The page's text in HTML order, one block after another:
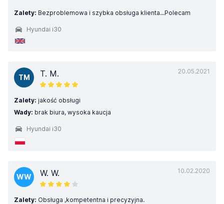
Zalety: Bezproblemowa i szybka obsługa klienta...Polecam
Hyundai i30
20.05.2021
TM T. M.
Zalety: jakość obsługi
Wady: brak biura, wysoka kaucja
Hyundai i30
10.02.2020
WW W. W.
Zalety: Obsługa ,kompetentna i precyzyjna.